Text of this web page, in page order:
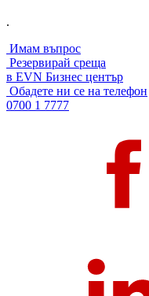
.
Имам въпрос
Резервирай среща
в EVN Бизнес център
Обадете ни се на телефон
0700 1 7777